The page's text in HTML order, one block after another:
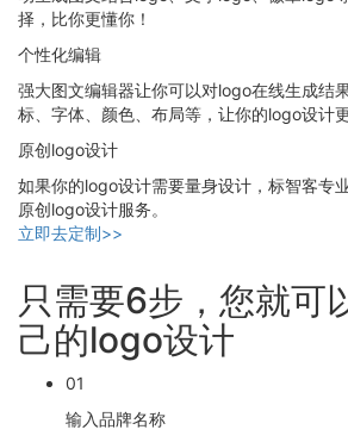
择，比你更懂你！
个性化编辑
强大图文编辑器让你可以对logo在线生成结
标、字体、颜色、布局等，让你的logo设计
原创logo设计
如果你的logo设计需要量身设计，标智客专
原创logo设计服务。
立即去定制>>
只需要6步，您就可
己的logo设计
01
输入品牌名称